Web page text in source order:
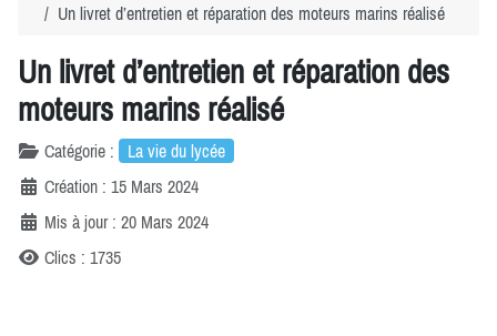
Un livret d’entretien et réparation des moteurs marins réalisé
Un livret d’entretien et réparation des
moteurs marins réalisé
Catégorie :
La vie du lycée
Création : 15 Mars 2024
Mis à jour : 20 Mars 2024
Clics : 1735